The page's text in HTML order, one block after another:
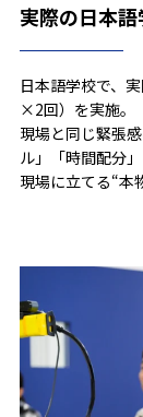
実際の日本語
日本語学校で、
×2回）を実施。
現場と同じ緊張
ル」「時間配分
現場に立てる“本